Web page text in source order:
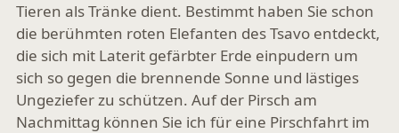
Tieren als Tränke dient. Bestimmt haben Sie schon
die berühmten roten Elefanten des Tsavo entdeckt,
die sich mit Laterit gefärbter Erde einpudern um
sich so gegen die brennende Sonne und lästiges
Ungeziefer zu schützen. Auf der Pirsch am
Nachmittag können Sie ich für eine Pirschfahrt im